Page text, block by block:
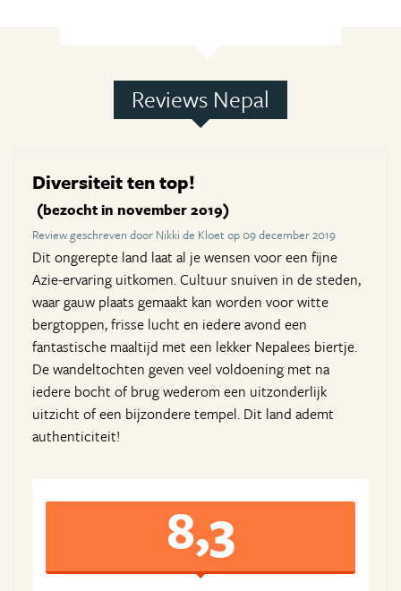
Reviews Nepal
Diversiteit ten top!
(bezocht in november 2019)
Review geschreven door Nikki de Kloet op 09 december 2019
Dit ongerepte land laat al je wensen voor een fijne
Azie-ervaring uitkomen. Cultuur snuiven in de steden,
waar gauw plaats gemaakt kan worden voor witte
bergtoppen, frisse lucht en iedere avond een
fantastische maaltijd met een lekker Nepalees biertje.
De wandeltochten geven veel voldoening met na
iedere bocht of brug wederom een uitzonderlijk
uitzicht of een bijzondere tempel. Dit land ademt
authenticiteit!
8,3